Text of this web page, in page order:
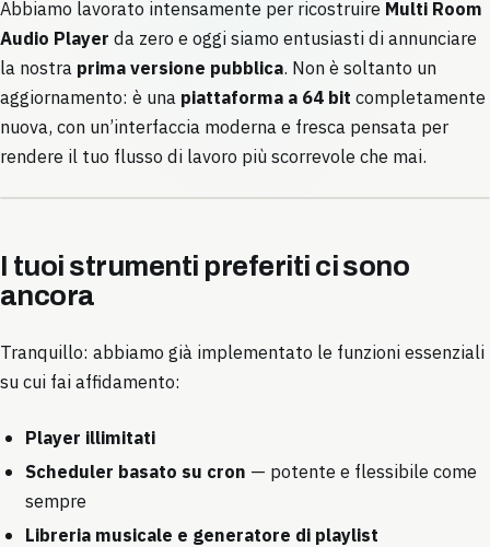
Abbiamo lavorato intensamente per ricostruire Multi Room
Audio Player da zero e oggi siamo entusiasti di annunciare
la nostra prima versione pubblica. Non è soltanto un
aggiornamento: è una piattaforma a 64 bit completamente
nuova, con un’interfaccia moderna e fresca pensata per
rendere il tuo flusso di lavoro più scorrevole che mai.
I tuoi strumenti preferiti ci sono
ancora
Tranquillo: abbiamo già implementato le funzioni essenziali
su cui fai affidamento:
Player illimitati
Scheduler basato su cron — potente e flessibile come
sempre
Libreria musicale e generatore di playlist